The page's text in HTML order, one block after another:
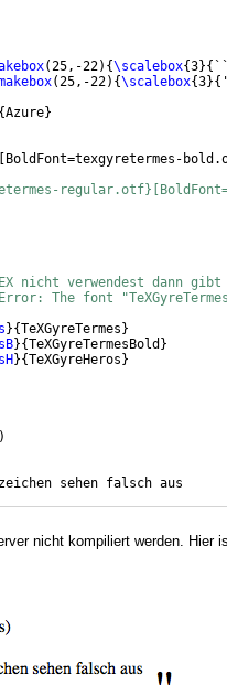
(25,-22) {\scalebox{3}{ ``
(25,-22) {\scalebox{3}{
{Azure}
BoldFont=texgyretermes-
nicht verwendest dann
The font
}{TeXGyreTermes }
}{TeXGyreTermesBold }
}{TeXGyreHeros }
)
sehen falsch aus
nicht kompiliert werden. Hier